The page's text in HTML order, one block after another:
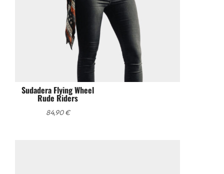
Sudadera Flying Wheel
Rude Riders
84,90€